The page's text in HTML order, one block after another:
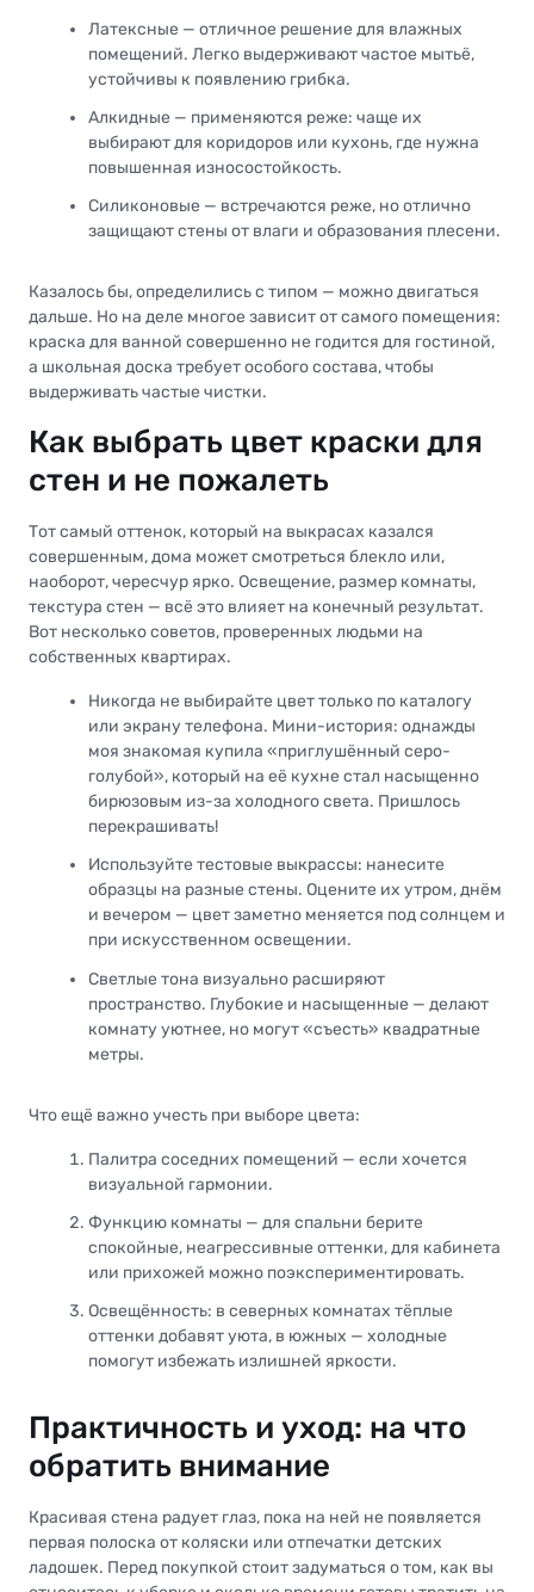
Латексные — отличное решение для влажных
помещений. Легко выдерживают частое мытьё,
устойчивы к появлению грибка.
Алкидные — применяются реже: чаще их
выбирают для коридоров или кухонь, где нужна
повышенная износостойкость.
Силиконовые — встречаются реже, но отлично
защищают стены от влаги и образования плесени.
Казалось бы, определились с типом — можно двигаться
дальше. Но на деле многое зависит от самого помещения:
краска для ванной совершенно не годится для гостиной,
а школьная доска требует особого состава, чтобы
выдерживать частые чистки.
Как выбрать цвет краски для
стен и не пожалеть
Тот самый оттенок, который на выкрасах казался
совершенным, дома может смотреться блекло или,
наоборот, чересчур ярко. Освещение, размер комнаты,
текстура стен — всё это влияет на конечный результат.
Вот несколько советов, проверенных людьми на
собственных квартирах.
Никогда не выбирайте цвет только по каталогу
или экрану телефона. Мини-история: однажды
моя знакомая купила «приглушённый серо-
голубой», который на её кухне стал насыщенно
бирюзовым из-за холодного света. Пришлось
перекрашивать!
Используйте тестовые выкрассы: нанесите
образцы на разные стены. Оцените их утром, днём
и вечером — цвет заметно меняется под солнцем и
при искусственном освещении.
Светлые тона визуально расширяют
пространство. Глубокие и насыщенные — делают
комнату уютнее, но могут «съесть» квадратные
метры.
Что ещё важно учесть при выборе цвета:
Палитра соседних помещений — если хочется
визуальной гармонии.
Функцию комнаты — для спальни берите
спокойные, неагрессивные оттенки, для кабинета
или прихожей можно поэкспериментировать.
Освещённость: в северных комнатах тёплые
оттенки добавят уюта, в южных — холодные
помогут избежать излишней яркости.
Практичность и уход: на что
обратить внимание
Красивая стена радует глаз, пока на ней не появляется
первая полоска от коляски или отпечатки детских
ладошек. Перед покупкой стоит задуматься о том, как вы